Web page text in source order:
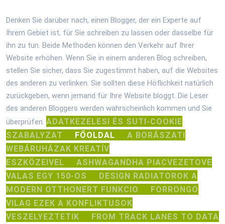
Denken Sie darüber nach, einen Blogger, der ein Experte auf
Ihrem Gebiet ist, für Sie schreiben zu lassen oder dasselbe für
ihn zu tun. Beide Methoden können den Verkehr auf Ihrer
Website erhöhen. Wenn Sie in einem anderen Blog schreiben,
stellen Sie sicher, dass Sie zugestimmt haben, auf die Websites
des anderen zu verlinken. Sie sollten diese Höflichkeit natürlich
zurückgeben, wenn jemand für Ihre Website bloggt. Die Leser
des anderen Bloggers werden wahrscheinlich kommen und Sie
überprüfen. ADATKEZELESI ÉS SUTI-COOKIE
SZABALYZAT
FŐOLDAL
A BORÁSZATI
WEBÁRUHÁZAK KREATÍV
ESZKÖZEIVEL
ASHWAGANDHA PIACVEZETOVE
VALAS EGY 150-OS
DESIGN RADIATOROK A
MODERN OTTHONERT FUNKCIO
FORRONGO
VILAG EZEK A KONFLIKTUSOK
VESZELYEZTETIK
FROM TRACK LANES TO DATA